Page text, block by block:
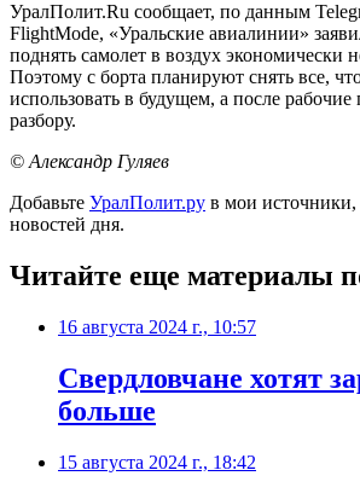
УралПолит.Ru сообщает, по данным
FlightMode, «Уральские авиалинии»
поднять самолет в воздух экономически
Поэтому с борта планируют снять все,
использовать в будущем, а после рабочие
разбору.
© Александр Гуляев
Добавьте УралПолит.ру в мои
новостей дня.
Читайте еще материалы
16 августа 2024 г., 10:57
Свердловчане хотят
больше
15 августа 2024 г., 18:42